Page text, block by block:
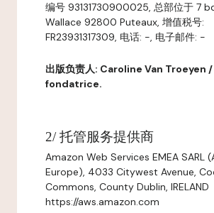
编号 93131730900025, 总部位于 7
Wallace 92800 Puteaux, 增值税号:
FR23931317309, 电话: -, 电子邮件: -
出版负责人: Caroline Van Troeyen
fondatrice.
2/ 托管服务提供商
Amazon Web Services EMEA SARL
Europe), 4033 Citywest Avenue,
Commons, County Dublin, IRELAND
https://aws.amazon.com